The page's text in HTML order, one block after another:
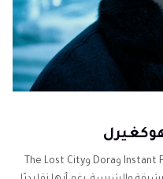
إيزابيلا ميرسيد معروفة بأدوارها في Instant Family وDora وThe Lost City